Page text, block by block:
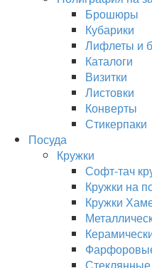
Брошюры
Кубарики
Лифлеты и
Каталоги
Визитки
Листовки
Конверты
Стикерпаки
Посуда
Кружки
Софт-тач
Кружки на
Кружки